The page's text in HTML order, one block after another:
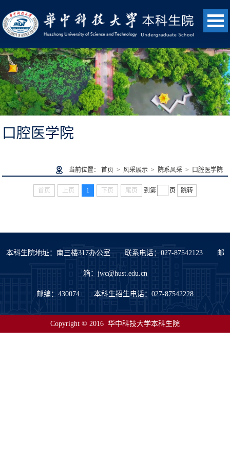
口腔医学院
当前位置： 首页 > 风采展示> 院系风采> 口腔医学院
首页 上页 1 下页 尾页 到第 页 跳转
本科生院地址：南三楼317办公室 联系电话：027-87542123 邮
箱：jwc@hust.edu.cn
邮编：430074 本科生招生电话：027-87542228
Copyright © 2016 华中科技大学本科生院